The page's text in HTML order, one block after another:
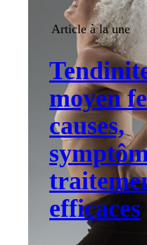
Article à la une
moyen
causes,
efficaces